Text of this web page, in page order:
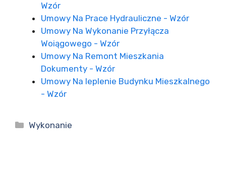
Wzór
Umowy Na Prace Hydrauliczne - Wzór
Umowy Na Wykonanie Przyłącza
Woiągowego - Wzór
Umowy Na Remont Mieszkania
Dokumenty - Wzór
Umowy Na Ieplenie Budynku Mieszkalnego
- Wzór
Kategorie
Wykonanie